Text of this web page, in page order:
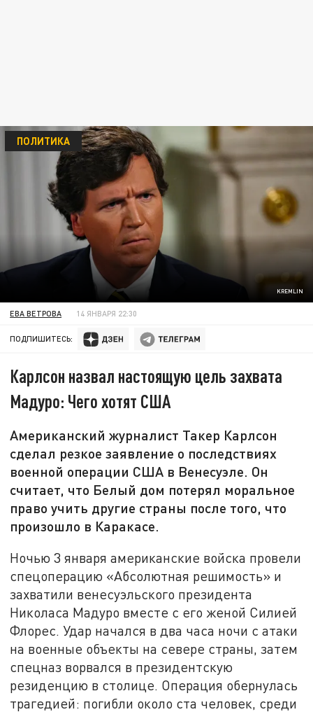
KREMLIN
ПОЛИТИКА
ЕВА ВЕТРОВА 14 ЯНВАРЯ 22:30
ПОДПИШИТЕСЬ:
Карлсон назвал настоящую цель захвата
Мадуро: Чего хотят США
Американский журналист Такер Карлсон
сделал резкое заявление о последствиях
военной операции США в Венесуэле. Он
считает, что Белый дом потерял моральное
право учить другие страны после того, что
произошло в Каракасе.
Ночью 3 января американские войска провели
спецоперацию «Абсолютная решимость» и
захватили венесуэльского президента
Николаса Мадуро вместе с его женой Силией
Флорес. Удар начался в два часа ночи с атаки
на военные объекты на севере страны, затем
спецназ ворвался в президентскую
резиденцию в столице. Операция обернулась
трагедией: погибли около ста человек, среди